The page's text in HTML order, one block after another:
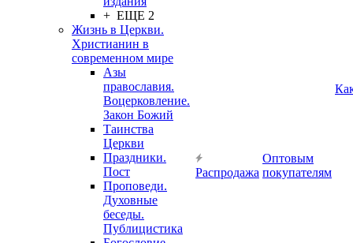
+ ЕЩЕ 2
Жизнь в Церкви.
Христианин в
современном мире
Азы
православия.
Воцерковление.
Закон Божий
Таинства
Церкви
Праздники.
Пост
Проповеди.
Духовные
беседы.
Публицистика
Распродажа
Оптовым
покупателям